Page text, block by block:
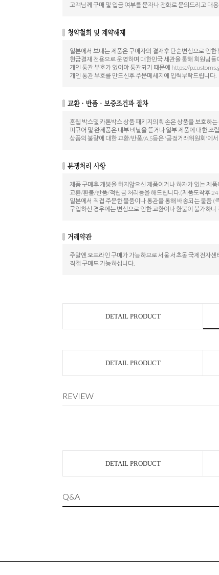
고객님께 구매 및 입금 여부를 문자나 전화로 문의드리고 대
일본에서 보내는 제품은 구매자의 결재후 단순변심으로 인한
현금결재 전용으로 운영하며 대한민국 세관을 통해 회원님들
개인 통관 부호가 있어야 통관되기 때문에 https://
개인 통관 부호를 만드신후 주문메세지에 입력부탁드립니다.
혼웹 박스및 카톤박스 상품 패키지의 훼손은 상품을 보호하
피규어 및 완제품은 내부 비닐을 뜯거나 일부 제품에 대한
상품의 불량에 대한 교환/반품/A.S등은 '공정거래위원회'에
제품 구매후 개봉을 하지않으신 제품이거나 하자가 있는 제
교환/환불/반품/적립금 처리등을 해드립니다.(제품도착후
일본에서 직접 주문한 물품이나 통관을 통해 배송되는 물품
구입하신 경우에는 변심으로 인한 교환이나 환불이 불가하
주말엔 오프라인 구매가 가능하므로 서울 서초동 국제전자센
직접 구매도 가능하십니다.
DETAIL PRODUCT
DETAIL PRODUCT
REVIEW
DETAIL PRODUCT
Q&A